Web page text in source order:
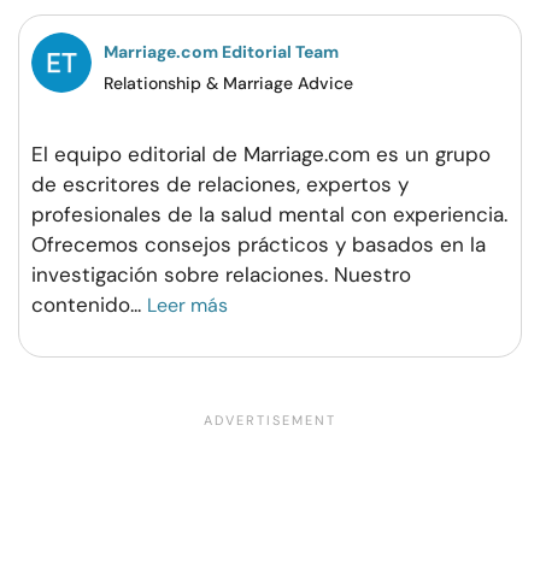
Marriage.com Editorial Team
Relationship & Marriage Advice
El equipo editorial de Marriage.com es un grupo
de escritores de relaciones, expertos y
profesionales de la salud mental con experiencia.
Ofrecemos consejos prácticos y basados en la
investigación sobre relaciones. Nuestro
contenido... Leer más